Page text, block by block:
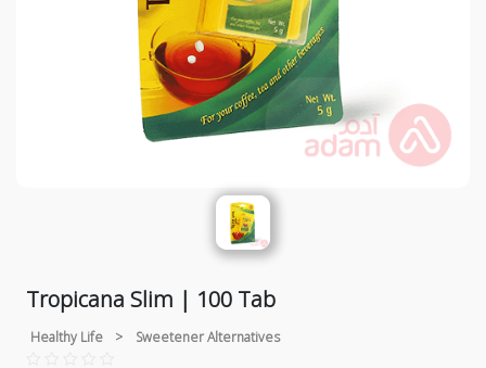
Tropicana Slim | 100 Tab
Healthy Life > Sweetener Alternatives